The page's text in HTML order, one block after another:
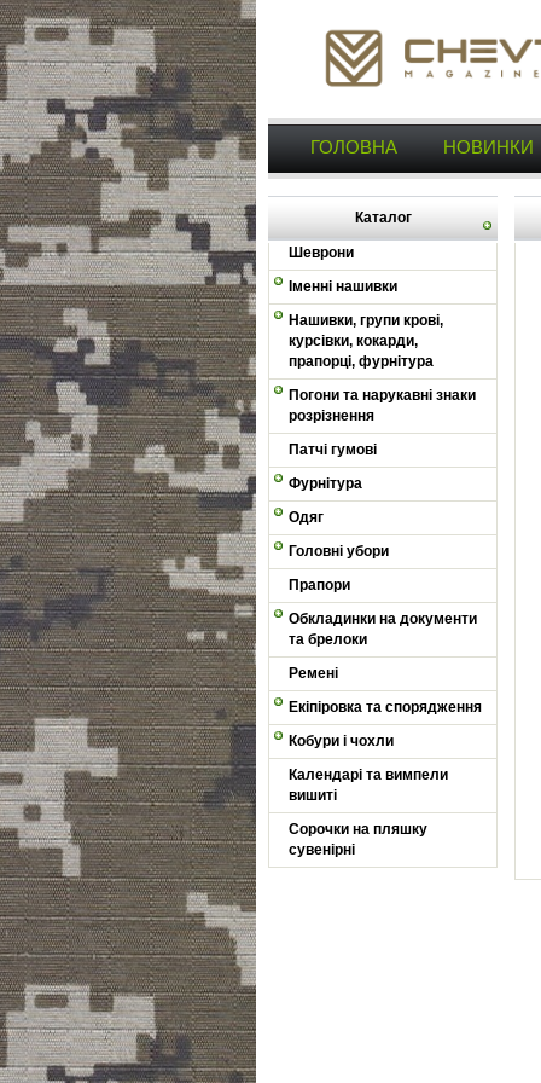
ГОЛОВНА НОВИНКИ
Каталог
Шеврони
Іменні нашивки
Нашивки, групи крові,
курсівки, кокарди,
прапорці, фурнітура
Погони та нарукавні знаки
розрізнення
Патчі гумові
Фурнітура
Одяг
Головні убори
Прапори
Обкладинки на документи
та брелоки
Ремені
Екіпіровка та спорядження
Кобури і чохли
Календарі та вимпели
вишиті
Сорочки на пляшку
сувенірні